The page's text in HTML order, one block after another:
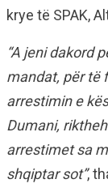
krye të SPAK,
“A jeni dakord
mandat, për të
arrestimin e
Dumani,
arrestimet sa
shqiptar sot”,